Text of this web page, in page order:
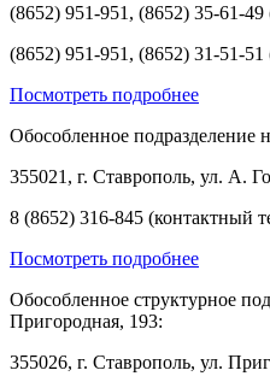
(8652) 951-951, (8652) 35-61-49
(8652) 951-951, (8652) 31-51-
Посмотреть подробнее
Обособленное подразделение
355021, г. Ставрополь, ул. А.
8 (8652) 316-845 (контактный
Посмотреть подробнее
Обособленное структурное
Пригородная, 193:
355026, г. Ставрополь, ул.